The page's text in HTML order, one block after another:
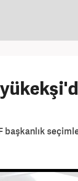
başkanlık